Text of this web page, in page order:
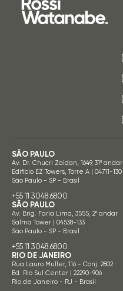
SÃO PAULO
Av. Dr. Chucri Zaidan, 1649, 31º andar
Edifício EZ Towers, Torre A | 04711-130
São Paulo - SP - Brasil
+55 11 3048.6800
SÃO PAULO
Av. Brig. Faria Lima, 3555, 2º andar
Salma Tower | 04538-133
São Paulo - SP - Brasil
+55 11 3048.6800
RIO DE JANEIRO
Rua Lauro Muller, 116 - Conj. 2802
Ed. Rio Sul Center | 22290-906
Rio de Janeiro - RJ - Brasil